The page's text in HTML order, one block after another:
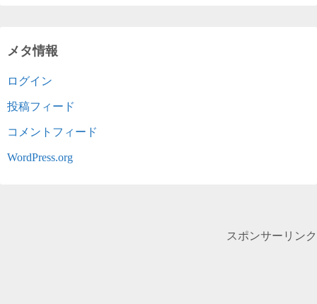
メタ情報
ログイン
投稿フィード
コメントフィード
WordPress.org
スポンサーリンク